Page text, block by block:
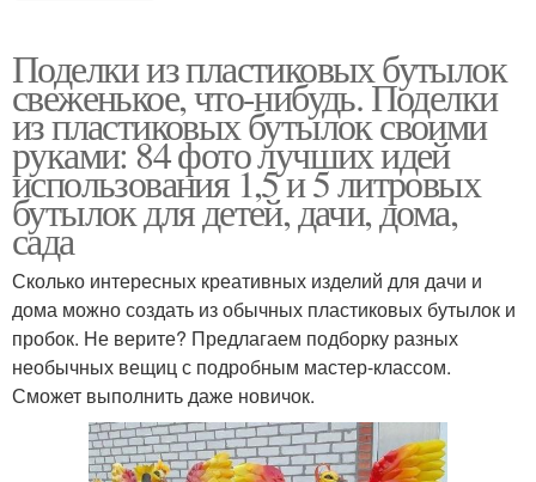
Поделки из пластиковых бутылок
свеженькое, что-нибудь. Поделки
из пластиковых бутылок своими
руками: 84 фото лучших идей
использования 1,5 и 5 литровых
бутылок для детей, дачи, дома,
сада
Сколько интересных креативных изделий для дачи и
дома можно создать из обычных пластиковых бутылок и
пробок. Не верите? Предлагаем подборку разных
необычных вещиц с подробным мастер-классом.
Сможет выполнить даже новичок.